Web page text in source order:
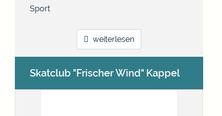
Sport
weiterlesen
Skatclub "Frischer Wind" Kappel